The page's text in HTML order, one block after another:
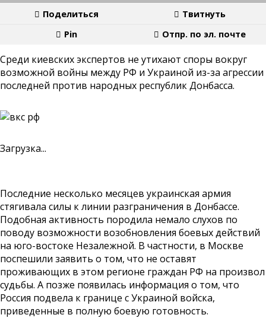
Поделиться
Твитнуть
Pin
Отпр. по эл. почте
Среди киевских экспертов не утихают споры вокруг
возможной войны между РФ и Украиной из-за агрессии
последней против народных республик Донбасса.
Загрузка...
Последние несколько месяцев украинская армия
стягивала силы к линии разграничения в Донбассе.
Подобная активность породила немало слухов по
поводу возможности возобновления боевых действий
на юго-востоке Незалежной. В частности, в Москве
поспешили заявить о том, что не оставят
проживающих в этом регионе граждан РФ на произвол
судьбы. А позже появилась информация о том, что
Россия подвела к границе с Украиной войска,
приведенные в полную боевую готовность.